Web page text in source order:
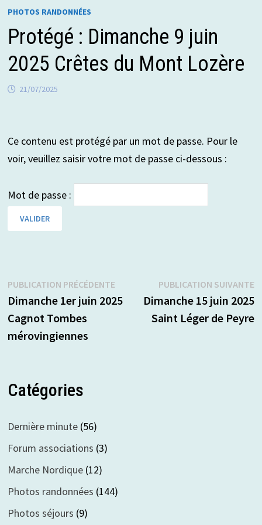
PHOTOS RANDONNÉES
Protégé : Dimanche 9 juin
2025 Crêtes du Mont Lozère
21/07/2025
Ce contenu est protégé par un mot de passe. Pour le
voir, veuillez saisir votre mot de passe ci-dessous :
Mot de passe :
Navigation
de
l’article
PUBLICATION PRÉCÉDENTEPublication
précédente :
Dimanche 1er juin 2025
Cagnot Tombes
mérovingiennes
PUBLICATION SUIVANTE
Dimanche 15 juin 2025
Saint Léger de Peyre
Catégories
Dernière minute(56)
Forum associations (3)
Marche Nordique(12)
Photos randonnées (144)
Photos séjours (9)